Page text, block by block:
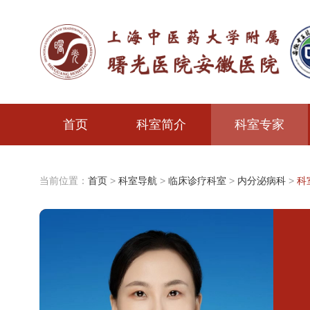
首页 科室简介 科室专家
当前位置： 首页 > 科室导航 > 临床诊疗科室 > 内分泌病科 > 科